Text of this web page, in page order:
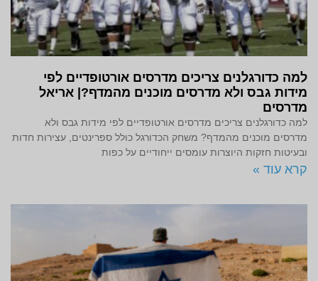
למה כדורגלנים צריכים מדרסים אורטופדיים לפי
מידות גבס ולא מדרסים מוכנים מהמדף?| אריאל
מדרסים
למה כדורגלנים צריכים מדרסים אורטופדיים לפי מידות גבס ולא
מדרסים מוכנים מהמדף? משחק הכדורגל כולל ספרינטים, עצירות חדות
ובעיטות חזקות היוצרות עומסים ייחודיים על כפות
קרא עוד »